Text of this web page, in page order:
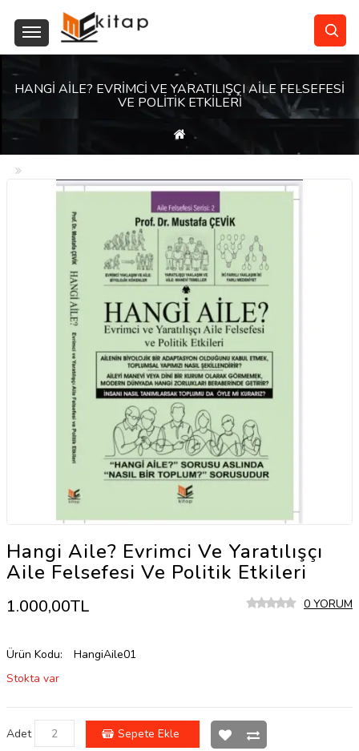
HANGI AILE? EVRIMCI VE YARATILIŞÇI AILE FELSEFESI
VE POLITIK ETKILERI
Hangi Aile? Evrimci Ve Yaratılışçı
Aile Felsefesi Ve Politik Etkileri
1.000,00TL 0 YORUM
Ürün Kodu:
HangiAile01
Stokta var
Adet Sepete Ekle